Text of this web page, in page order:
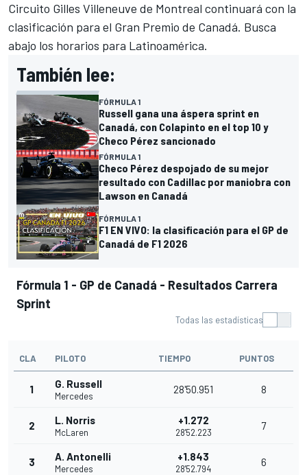
Circuito Gilles Villeneuve de Montreal continuará con la
clasificación para el Gran Premio de Canadá. Busca
abajo los horarios para Latinoamérica.
También lee:
FÓRMULA 1
Russell gana una áspera sprint en
Canadá, con Colapinto en el top 10 y
Checo Pérez sancionado
FÓRMULA 1
Checo Pérez despojado de su mejor
resultado con Cadillac por maniobra con
Lawson en Canadá
FÓRMULA 1
F1 EN VIVO: la clasificación para el GP de
Canadá de F1 2026
Fórmula 1 - GP de Canadá - Resultados Carrera
Sprint
Todas las estadísticas
CLA PILOTO TIEMPO PUNTOS
1 G. Russell
Mercedes
28'50.951 8
2 L. Norris
McLaren
+1.272
28'52.223
7
3 A. Antonelli
Mercedes
+1.843
28'52.794
6